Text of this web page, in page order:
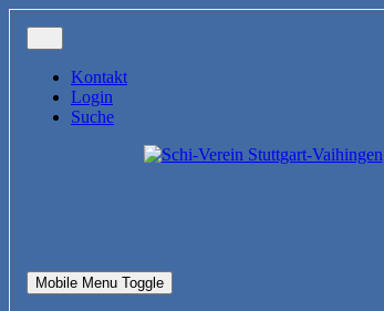
Kontakt
Login
Suche
Mobile Menu Toggle